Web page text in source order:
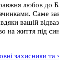
любов до
Саме
вашій
на життя під
захисники та